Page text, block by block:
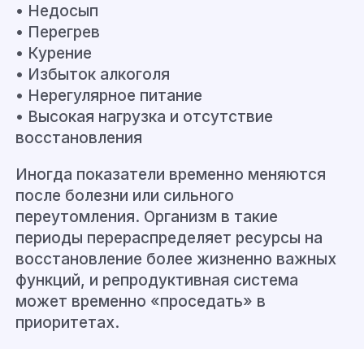
• Недосып
• Перегрев
• Курение
• Избыток алкоголя
• Нерегулярное питание
• Высокая нагрузка и отсутствие
восстановления
Иногда показатели временно меняются
после болезни или сильного
переутомления. Организм в такие
периоды перераспределяет ресурсы на
восстановление более жизненно важных
функций, и репродуктивная система
может временно «проседать» в
приоритетах.